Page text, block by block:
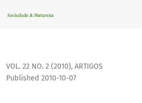
A inserção subordinada do Brasil
VOL. 22 NO. 2 (2010), ARTIGOS
Published 2010-10-07